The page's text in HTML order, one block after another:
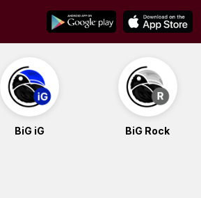
BiG iG BiG Rock